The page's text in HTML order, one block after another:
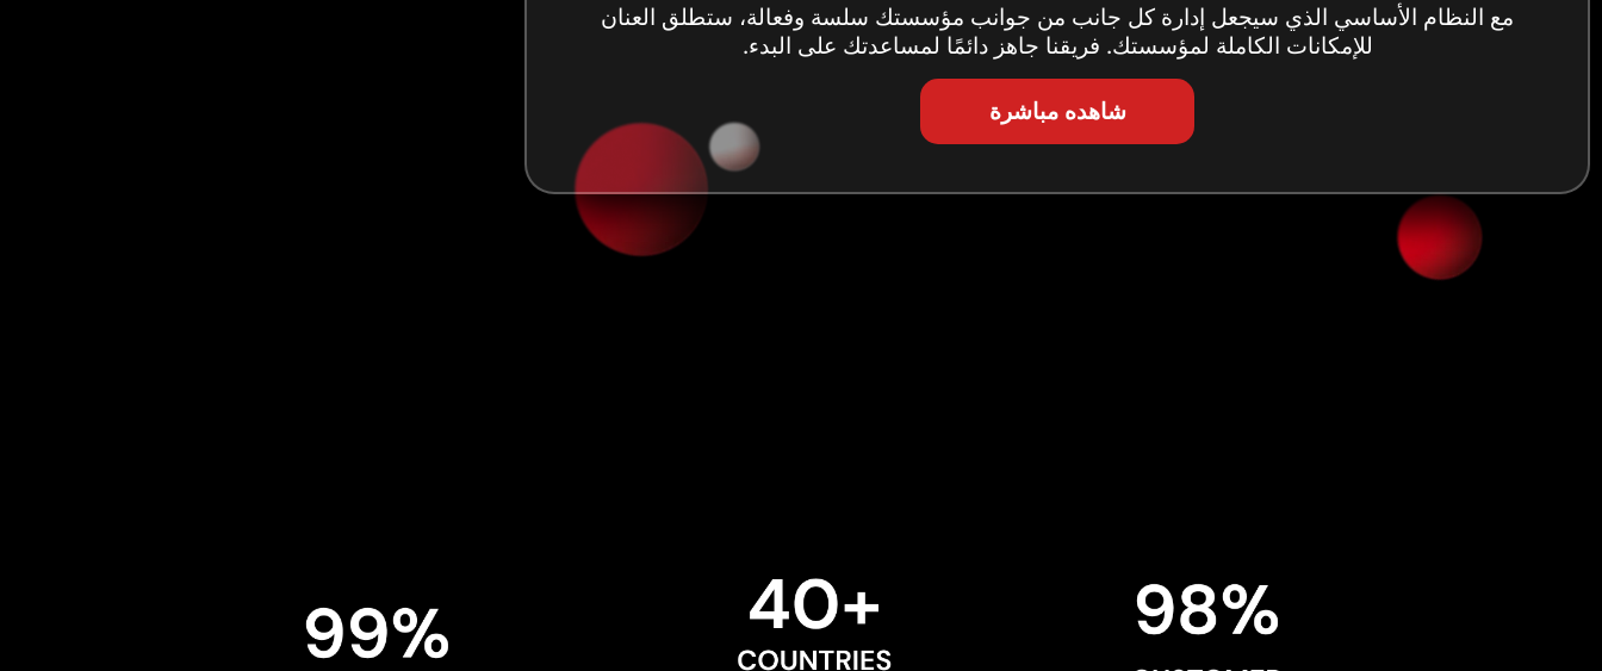
مع النظام الأساسي الذي سيجعل إدارة كل جانب من جوانب مؤسستك سلسة وفعالة، ستطلق العنان
للإمكانات الكاملة لمؤسستك. فريقنا جاهز دائمًا لمساعدتك على البدء.
شاهده مباشرة